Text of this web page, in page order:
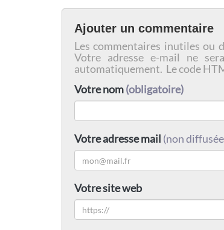
Ajouter un commentaire
Les commentaires inutiles ou
Votre adresse e-mail ne
automatiquement. Le code
Votre nom(obligatoire)
Votre adresse mail (non
Votre site web